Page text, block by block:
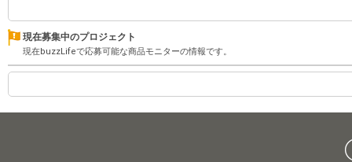
現在募集中のプロジェクト
現在buzzLifeで応募可能な商品モニターの情報です。